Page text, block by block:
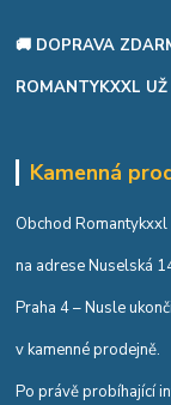
🚚 DOPRAVA
ROMANTYKXXL
Kamenná
Obchod Romantykxxl
na adrese Nuselská
Praha 4 – Nusle
v kamenné prodejně.
Po právě probíhající